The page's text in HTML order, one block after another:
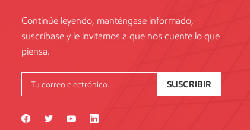
Continúe leyendo, manténgase informado,
suscríbase y le invitamos a que nos cuente lo que
piensa.
SUSCRIBIR